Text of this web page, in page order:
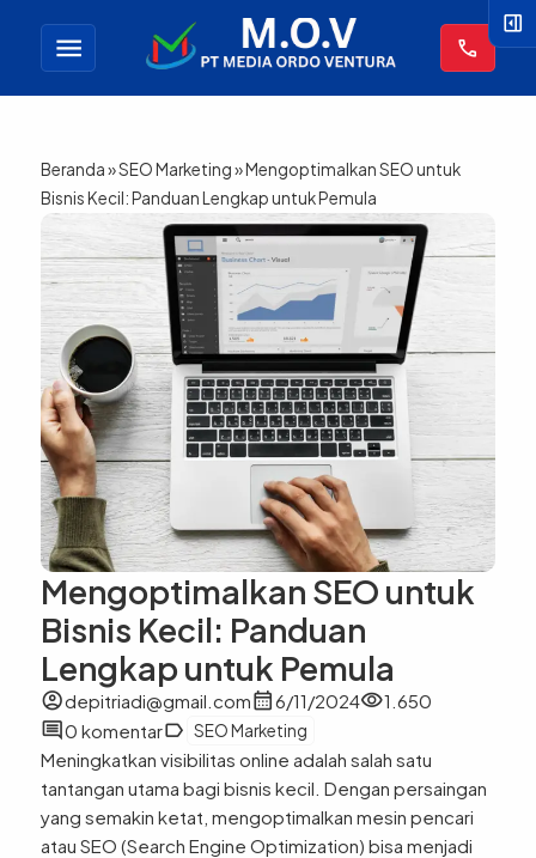
menu call
Beranda»SEO Marketing»Mengoptimalkan SEO untuk
Bisnis Kecil: Panduan Lengkap untuk Pemula
Mengoptimalkan SEO untuk
Bisnis Kecil: Panduan
Lengkap untuk Pemula
account_circledepitriadi@gmail.comcalendar_month6/11/2024visibility1.650
comment0 komentarlabel SEO Marketing
Meningkatkan visibilitas online adalah salah satu
tantangan utama bagi bisnis kecil. Dengan persaingan
yang semakin ketat, mengoptimalkan mesin pencari
atau SEO (Search Engine Optimization) bisa menjadi
right_panel_open